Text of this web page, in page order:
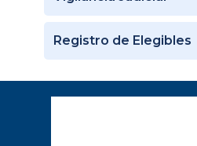
Registro de Elegibles